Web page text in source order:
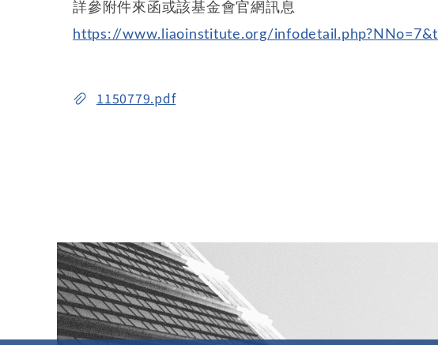
詳參附件來函或該基金會官網訊息
https://www.liaoinstitute.org/
1150779.pdf